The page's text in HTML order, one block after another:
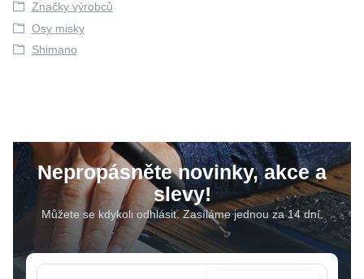
Značky výrobců
Osy misky
Shimano
Nepropásněte novinky, akce a
slevy!
Můžete se kdykoli odhlásit. Zasíláme jednou za 14 dní.